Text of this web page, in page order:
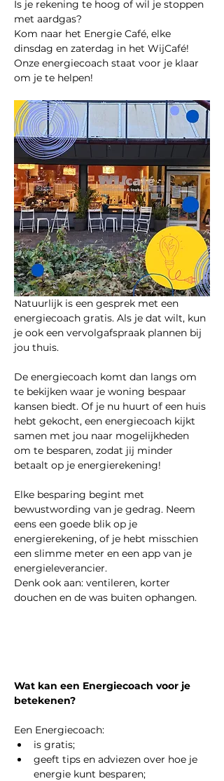
Is je rekening te hoog of wil je stoppen
met aardgas?
Kom naar het Energie Café, elke
dinsdag en zaterdag in het WijCafé!
Onze energiecoach staat voor je klaar
om je te helpen!
Natuurlijk is een gesprek met een
energiecoach gratis. Als je dat wilt, kun
je ook een vervolgafspraak plannen bij
jou thuis.
De energiecoach komt dan langs om
te bekijken waar je woning bespaar
kansen biedt. Of je nu huurt of een huis
hebt gekocht, een energiecoach kijkt
samen met jou naar mogelijkheden
om te besparen, zodat jij minder
betaalt op je energierekening!
Elke besparing begint met
bewustwording van je gedrag. Neem
eens een goede blik op je
energierekening, of je hebt misschien
een slimme meter en een app van je
energieleverancier.
Denk ook aan: ventileren, korter
douchen en de was buiten ophangen.
Wat kan een Energiecoach voor je
betekenen?
Een Energiecoach:
is gratis;
geeft tips en adviezen over hoe je
energie kunt besparen;